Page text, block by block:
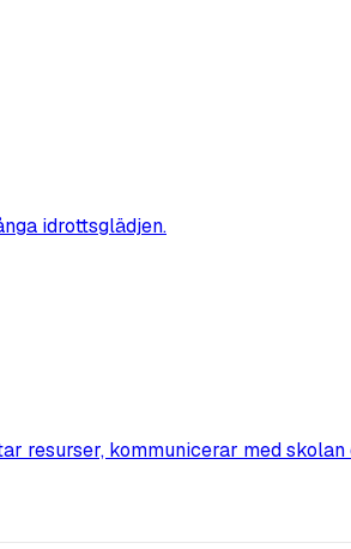
idrottsglädjen.
resurser, kommunicerar med